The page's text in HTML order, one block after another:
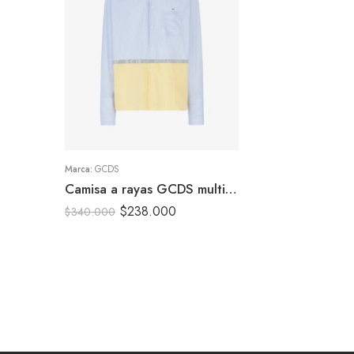
Marca: GCDS
Camisa a rayas GCDS multicolor
$340.000 $238.000
M